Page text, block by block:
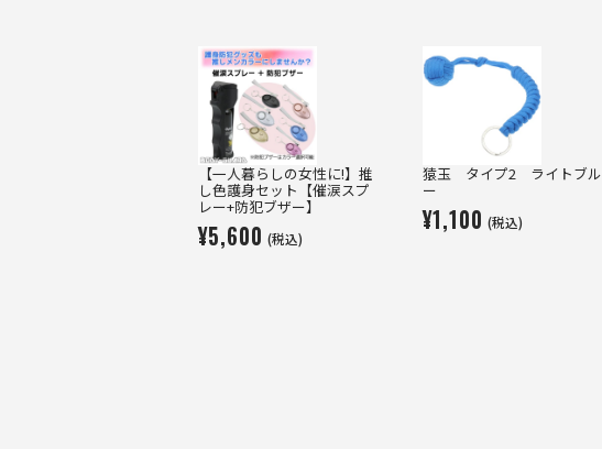
【一人暮らしの女性に!】推
し色護身セット【催涙スプ
レー+防犯ブザー】
¥5,600 (税込)
猿玉 タイプ2 ライトブル
ー
¥1,100 (税込)